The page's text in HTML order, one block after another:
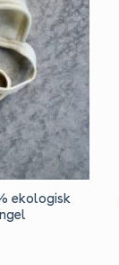
ekologisk